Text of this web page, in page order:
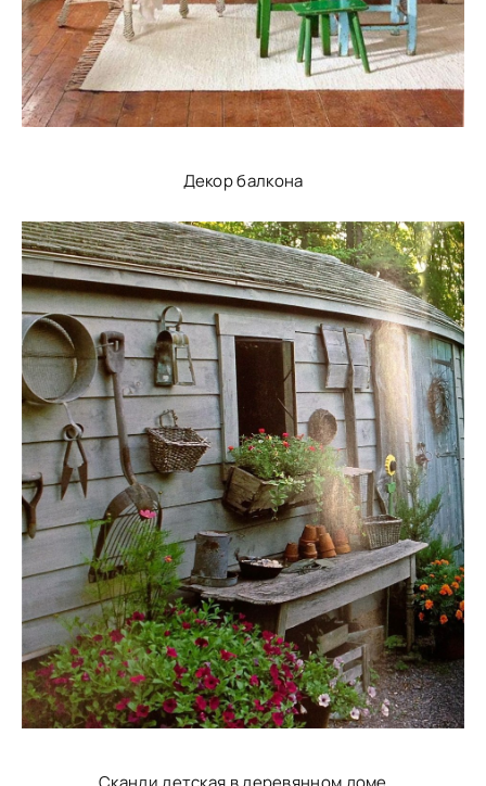
Декор балкона